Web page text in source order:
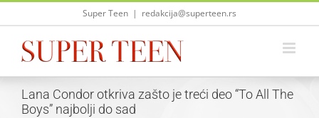
Skip
Super Teen | redakcija@superteen.rs
Lana Condor otkriva zašto je treći deo “To All The
Boys” najbolji do sad